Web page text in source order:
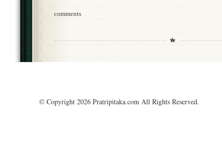
comments
© Copyright 2026 Pratripitaka.com All Rights Reserved.